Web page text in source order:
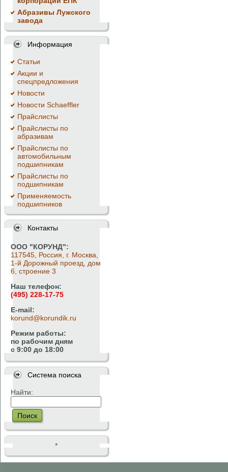
Абразивы Лужского
завода
Информация
Cтатьи
Акции и
спецпредложения
Новости
Новости Schaeffler
Прайслисты
Прайслисты по
абразивам
Прайслисты по
автомобильным
подшипникам
Прайслисты по
подшипникам
Применяемость
подшипников
Контакты
ООО "КОРУНД":
117545, Россия, г. Москва,
1-й Дорожный проезд, дом
6, строение 3
Наш телефон:
(495) 228-17-75
E-mail:
korund@korundik.ru
Режим работы:
по рабочим дням
с 9:00 до 18:00
Система поиска
Найти:
Поиск
*